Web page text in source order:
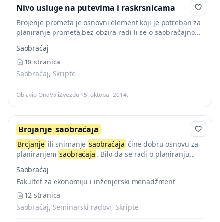
Nivo usluge na putevima i raskrsnicama
Brojenje prometa je osnovni element koji je potreban za
planiranje prometa,bez obzira radi li se o saobračajnom
saobračajnog raskrižja,ukoliko se brojenje ponavlja u
određenim...
Saobraćaj
18 stranica
Saobraćaj, Skripte
Objavio OnaVoliZvezdu·15. oktobar 2014.
Brojanje saobraćaja
Brojanje ili snimanje saobraćaja čine dobru osnovu za
planiranjem saobraćaja . Bilo da se radi o planiranju
Dugotrajna brojanja u određenom vremenskim
razmacima u...
Saobraćaj
Fakultet za ekonomiju i inženjerski menadžment
12 stranica
Saobraćaj, Seminarski radovi, Skripte